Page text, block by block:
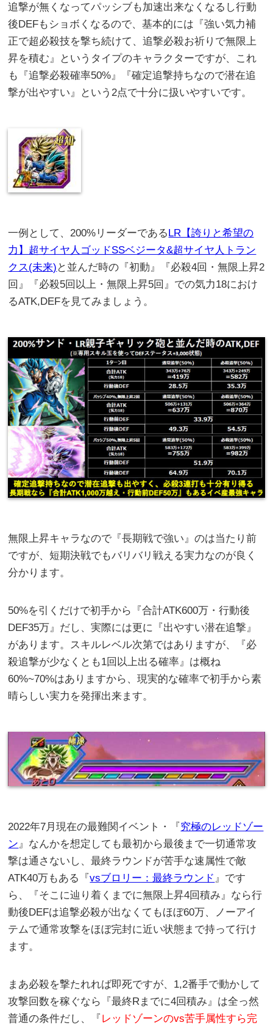
追撃が無くなってパッシブも加速出来なくなるし行動
後DEFもショボくなるので、基本的には『強い気力補
正で超必殺技を撃ち続けて、追撃必殺お祈りで無限上
昇を積む』というタイプのキャラクターですが、これ
も『追撃必殺確率50%』『確定追撃持ちなので潜在追
撃が出やすい』という2点で十分に扱いやすいです。
一例として、200%リーダーであるLR【誇りと希望の
力】超サイヤ人ゴッドSSベジータ&超サイヤ人トラン
クス(未来) と並んだ時の『初動』『必殺4回・無限上昇2
回』『必殺5回以上・無限上昇5回』での気力18におけ
るATK,DEFを見てみましょう。
無限上昇キャラなので『長期戦で強い』のは当たり前
ですが、短期決戦でもバリバリ戦える実力なのが良く
分かります。
50%を引くだけで初手から『合計ATK600万・行動後
DEF35万』だし、実際には更に『出やすい潜在追撃』
があります。スキルレベル次第ではありますが、『必
殺追撃が少なくとも1回以上出る確率』は概ね
60%~70%はありますから、現実的な確率で初手から素
晴らしい実力を発揮出来ます。
2022年7月現在の最難関イベント・『究極のレッドゾー
ン 』なんかを想定しても最初から最後まで一切通常攻
撃は通さないし、最終ラウンドが苦手な速属性で敵
ATK40万もある『vsブロリー：最終ラウンド 』です
ら、『そこに辿り着くまでに無限上昇4回積み』なら行
動後DEFは追撃必殺が出なくてもほぼ60万、ノーアイ
テムで通常攻撃をほぼ完封に近い状態まで持って行け
ます。
まあ必殺を撃たれれば即死ですが、1,2番手で動かして
攻撃回数を稼ぐなら『最終Rまでに4回積み』は全っ然
普通の条件だし、『 レッドゾーンのvs苦手属性すら完